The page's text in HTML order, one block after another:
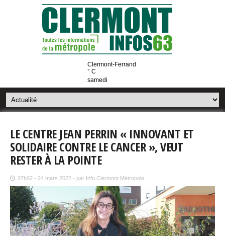
Clermont-Ferrand
° C
samedi
LE CENTRE JEAN PERRIN « INNOVANT ET
SOLIDAIRE CONTRE LE CANCER », VEUT
RESTER À LA POINTE
07h02 - 24 mars 2022 - par Info Clermont Métropole